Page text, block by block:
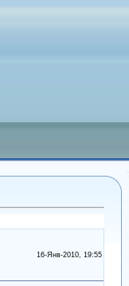
16-Янв-2010, 19:55